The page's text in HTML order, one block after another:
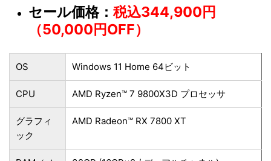
セール価格： 税込344,900円
（50,000円OFF）
OS Windows 11 Home 64ビット
CPU AMD Ryzen™ 7 9800X3D プロセッサ
グラフィ
ック
AMD Radeon™ RX 7800 XT